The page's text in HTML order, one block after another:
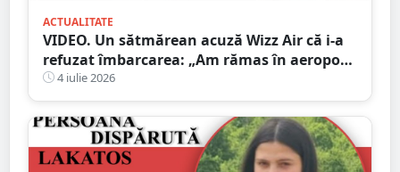
ACTUALITATE
VIDEO. Un sătmărean acuză Wizz Air că i-a
refuzat îmbarcarea: „Am rămas în aeroport
cu băiețelul nostru de 2 ani”
4 iulie 2026